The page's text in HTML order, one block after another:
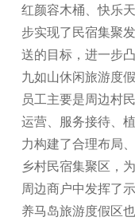
红颜容木桶、快乐
步实现了民宿集聚
送的目标，进一步
九如山休闲旅游度
员工主要是周边村
运营、服务接待、
力构建了合理布局
乡村民宿集聚区，
周边商户中发挥了示
养马岛旅游度假区